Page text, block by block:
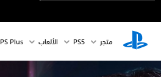
متجر PS5‏ الألعاب PS Plus